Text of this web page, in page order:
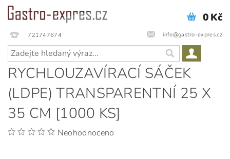
721747674 info@gastro-expres.cz
0 Kč
RYCHLOUZAVÍRACÍ SÁČEK
(LDPE) TRANSPARENTNÍ 25 X
35 CM [1000 KS]
Neohodnoceno